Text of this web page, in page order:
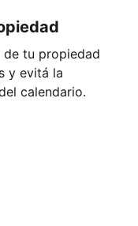
tu propiedad
y evitá la
calendario.